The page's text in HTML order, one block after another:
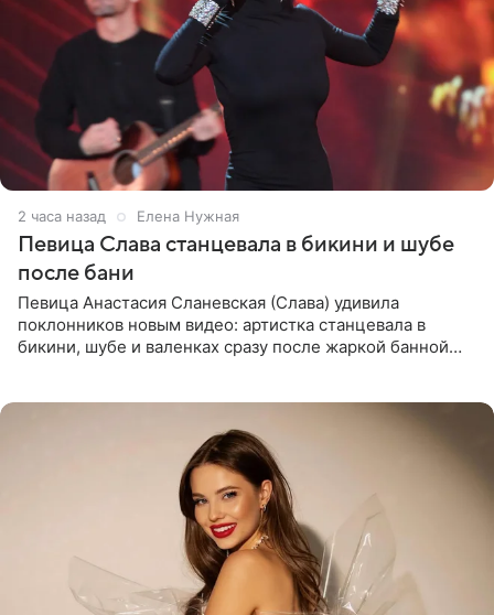
2 часа назад Елена Нужная
Певица Слава станцевала в бикини и шубе
после бани
Певица Анастасия Сланевская (Слава) удивила
поклонников новым видео: артистка станцевала в
бикини, шубе и валенках сразу после жаркой банной